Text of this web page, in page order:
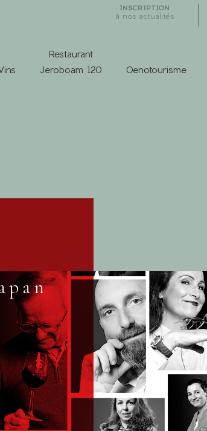
INSCRIPTION
à nos actualités
Restaurant
Jeroboam 120
Oenotourisme